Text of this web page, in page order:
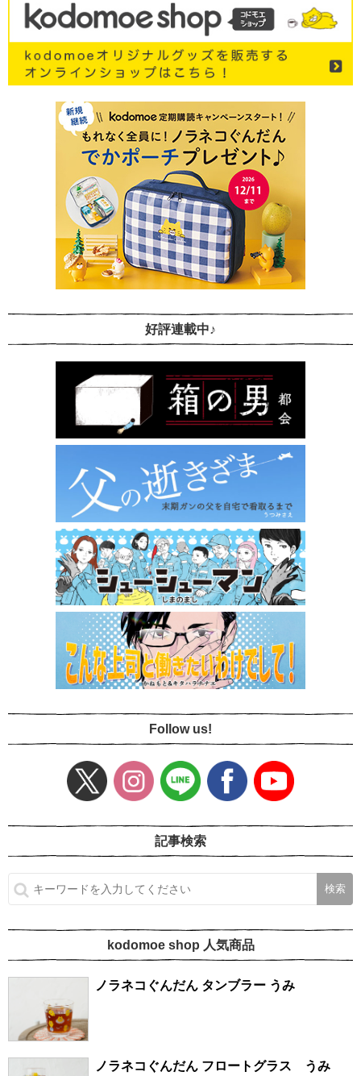
好評連載中♪
Follow us!
記事検索
kodomoe shop 人気商品
ノラネコぐんだん タンブラー うみ
ノラネコぐんだん フロートグラス うみ